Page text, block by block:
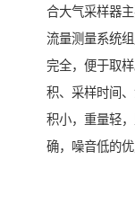
合大气采样器
流量测量系统
完全，便于取
积、采样时间
积小，重量轻
确，噪音低的